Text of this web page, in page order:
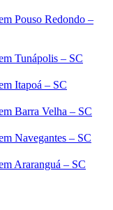
Pouso Redondo –
Tunápolis – SC
Itapoá – SC
Barra Velha – SC
Navegantes – SC
Araranguá – SC